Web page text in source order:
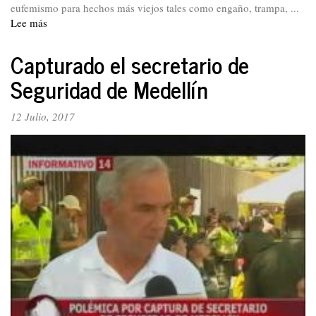
eufemismo para hechos más viejos tales como engaño, trampa, ...
Lee más
Una
fractura
en
la
élite
Capturado el secretario de
Seguridad de Medellín
12 Julio, 2017